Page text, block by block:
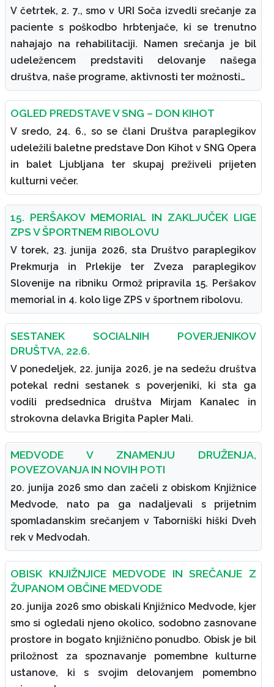
V četrtek, 2. 7., smo v URI Soča izvedli srečanje za
paciente s poškodbo hrbtenjače, ki se trenutno
nahajajo na rehabilitaciji. Namen srečanja je bil
udeležencem predstaviti delovanje našega
društva, naše programe, aktivnosti ter možnosti…
OGLED PREDSTAVE V SNG – DON KIHOT
V sredo, 24. 6., so se člani Društva paraplegikov
udeležili baletne predstave Don Kihot v SNG Opera
in balet Ljubljana ter skupaj preživeli prijeten
kulturni večer.
15. PERŠAKOV MEMORIAL IN ZAKLJUČEK LIGE
ZPS V ŠPORTNEM RIBOLOVU
V torek, 23. junija 2026, sta Društvo paraplegikov
Prekmurja in Prlekije ter Zveza paraplegikov
Slovenije na ribniku Ormož pripravila 15. Peršakov
memorial in 4. kolo lige ZPS v športnem ribolovu.
SESTANEK SOCIALNIH POVERJENIKOV
DRUŠTVA, 22.6.
V ponedeljek, 22. junija 2026, je na sedežu društva
potekal redni sestanek s poverjeniki, ki sta ga
vodili predsednica društva Mirjam Kanalec in
strokovna delavka Brigita Papler Mali.
MEDVODE V ZNAMENJU DRUŽENJA,
POVEZOVANJA IN NOVIH POTI
20. junija 2026 smo dan začeli z obiskom Knjižnice
Medvode, nato pa ga nadaljevali s prijetnim
spomladanskim srečanjem v Taborniški hiški Dveh
rek v Medvodah.
OBISK KNJIŽNJICE MEDVODE IN SREČANJE Z
ŽUPANOM OBČINE MEDVODE
20. junija 2026 smo obiskali Knjižnico Medvode, kjer
smo si ogledali njeno okolico, sodobno zasnovane
prostore in bogato knjižnično ponudbo. Obisk je bil
priložnost za spoznavanje pomembne kulturne
ustanove, ki s svojim delovanjem pomembno